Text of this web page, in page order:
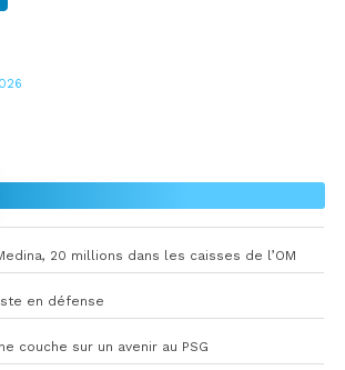
20 millions dans les caisses de l’OM
en défense
couche sur un avenir au PSG